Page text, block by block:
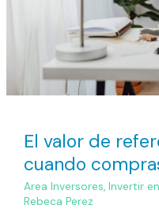
El valor de
cuando
Area Inversores, Invertir
Rebeca Perez